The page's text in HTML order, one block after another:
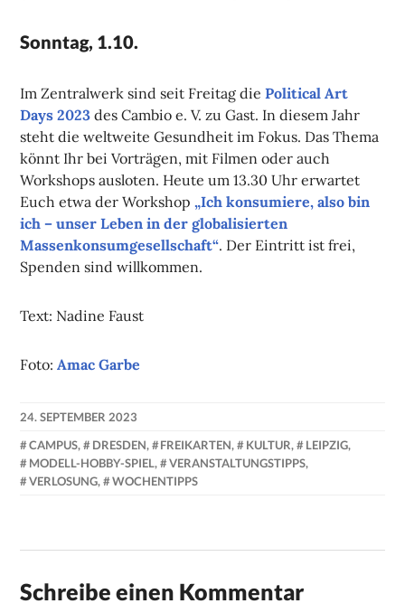
Sonntag, 1.10.
Im Zentralwerk sind seit Freitag diePolitical Art
Days 2023 des Cambio e. V. zu Gast. In diesem Jahr
steht die weltweite Gesundheit im Fokus. Das Thema
könnt Ihr bei Vorträgen, mit Filmen oder auch
Workshops ausloten. Heute um 13.30 Uhr erwartet
Euch etwa der Workshop„Ich konsumiere, also bin
ich – unser Leben in der globalisierten
Massenkonsumgesellschaft“. Der Eintritt ist frei,
Spenden sind willkommen.
Text: Nadine Faust
Foto:Amac Garbe
24. SEPTEMBER 2023
NADINE
FAUST
CAMPUS, DRESDEN, FREIKARTEN, KULTUR, LEIPZIG,
MODELL-HOBBY-SPIEL, VERANSTALTUNGSTIPPS,
VERLOSUNG, WOCHENTIPPS
Schreibe einen Kommentar